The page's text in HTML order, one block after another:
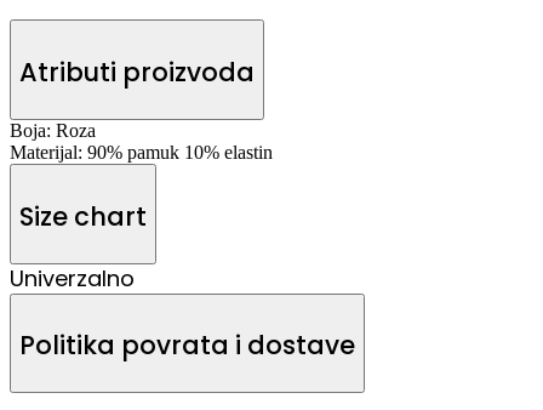
Atributi proizvoda
Boja: Roza
Materijal: 90% pamuk 10% elastin
Size chart
Univerzalno
Politika povrata i dostave